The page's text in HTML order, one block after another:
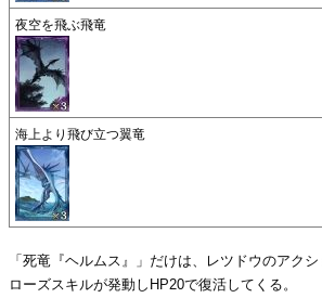
夜空を飛ぶ飛竜
海上より飛び立つ翼竜
「死竜『ヘルムス』」だけは、レツドウのアク
ローズスキルが発動しHP20で復活してくる。